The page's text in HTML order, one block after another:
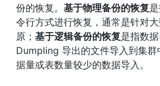
份的恢复。 基于物理备份的恢复
令行方式进行恢复，通常是针对
原； 基于逻辑备份的恢复是指数
Dumpling 导出的文件导入到集群
据量或表数量较少的数据导入。